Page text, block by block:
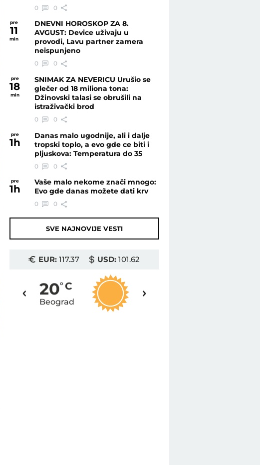
0 0
pre
11
min
DNEVNI HOROSKOP ZA 8.
AVGUST: Device uživaju u
provodi, Lavu partner zamera
neispunjeno
0 0
pre
18
min
SNIMAK ZA NEVERICU Urušio se
glečer od 18 miliona tona:
Džinovski talasi se obrušili na
istraživački brod
0 0
pre
1h
Danas malo ugodnije, ali i dalje
tropski toplo, a evo gde ce biti i
pljuskova: Temperatura do 35
0 0
pre
1h
Vaše malo nekome znači mnogo:
Evo gde danas možete dati krv
0 0
SVE NAJNOVIJE VESTI
EUR:117.37 USD: 101.62
20o C
Beograd